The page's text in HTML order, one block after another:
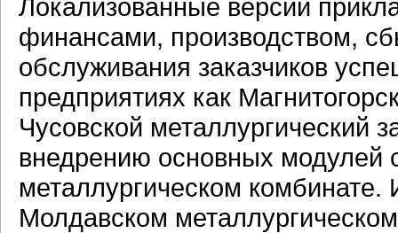
Локализованные версии
финансами, производством,
обслуживания заказчиков
предприятиях как
Чусовской металлургический
внедрению основных
металлургическом
Молдавском